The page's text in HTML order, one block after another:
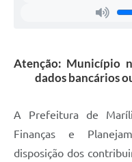
Atenção: Município
dados bancários
A Prefeitura de
Finanças e
disposição dos